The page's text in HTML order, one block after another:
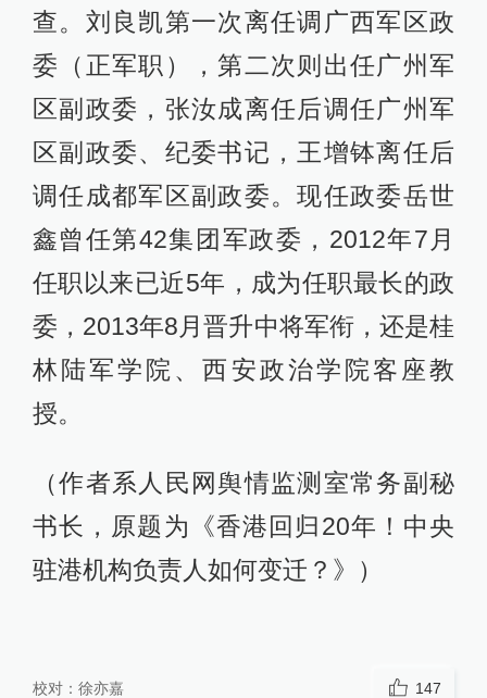
查。刘良凯第一次离任调广西军区政
委（正军职），第二次则出任广州军
区副政委，张汝成离任后调任广州军
区副政委、纪委书记，王增钵离任后
调任成都军区副政委。现任政委岳世
鑫曾任第42集团军政委，2012年7月
任职以来已近5年，成为任职最长的政
委，2013年8月晋升中将军衔，还是桂
林陆军学院、西安政治学院客座教
授。
（作者系人民网舆情监测室常务副秘
书长，原题为《香港回归20年！中央
驻港机构负责人如何变迁？》）
校对： 徐亦嘉 147